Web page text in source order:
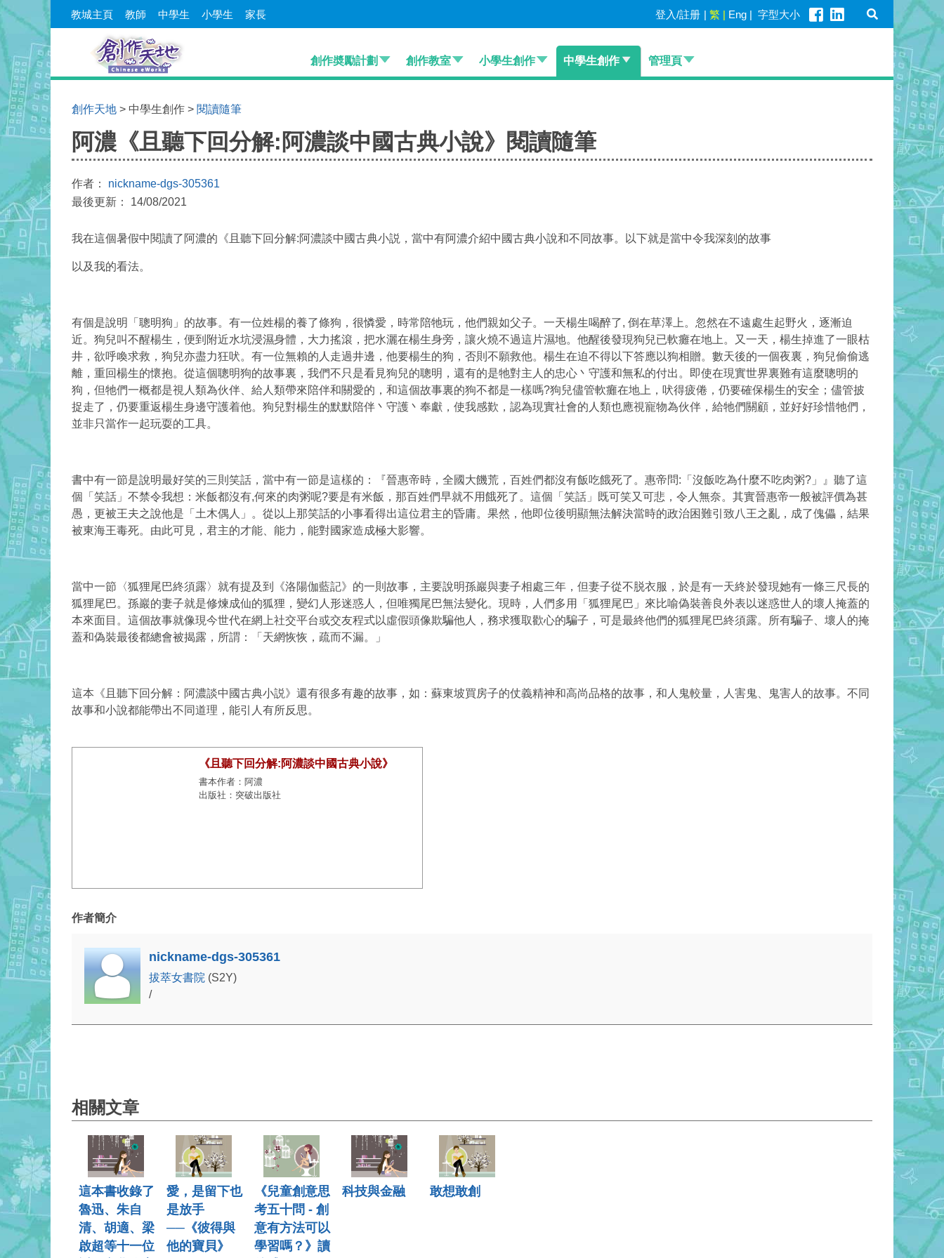
教城主頁 教師 中學生 小學生 家長 登入/註册 | 繁 | Eng | 字型大小
創作奬勵計劃 創作教室 小學生創作 中學生創作 管理頁
創作天地 > 中學生創作 > 閱讀隨筆
阿濃《且聽下回分解:阿濃談中國古典小說》閱讀隨筆
作者： nickname-dgs-305361
最後更新： 14/08/2021
我在這個暑假中閱讀了阿濃的《且聽下回分解:阿濃談中國古典小説，當中有阿濃介紹中國古典小說和不同故事。以下就是當中令我深刻的故事
以及我的看法。
有個是說明「聰明狗」的故事。有一位姓楊的養了條狗，很憐愛，時常陪牠玩，他們親如父子。一天楊生喝醉了, 倒在草澤上。忽然在不遠處生起野火，逐漸迫
近。狗兒叫不醒楊生，便到附近水坑浸濕身體，大力搖滾，把水灑在楊生身旁，讓火燒不過這片濕地。他醒後發現狗兒已軟癱在地上。又一天，楊生掉進了一眼枯
井，欲呼喚求救，狗兒亦盡力狂吠。有一位無賴的人走過井邊，他要楊生的狗，否則不願救他。楊生在迫不得以下答應以狗相贈。數天後的一個夜裏，狗兒偷偷逃
離，重回楊生的懷抱。從這個聰明狗的故事裏，我們不只是看見狗兒的聰明，還有的是牠對主人的忠心丶守護和無私的付出。即使在現實世界裏難有這麼聰明的
狗，但牠們一概都是視人類為伙伴、給人類帶來陪伴和關愛的，和這個故事裏的狗不都是一樣嗎?狗兒儘管軟癱在地上，吠得疲倦，仍要確保楊生的安全；儘管披
捉走了，仍要重返楊生身邊守護着他。狗兒對楊生的默默陪伴丶守護丶奉獻，使我感歎，認為現實社會的人類也應視寵物為伙伴，給牠們關顧，並好­好珍惜牠們，
並非只當作一起玩耍的工具。
書中有一節是說明最好笑的三則笑話，當中有一節是這樣的：『晉惠帝時，全國大饑荒，百姓們都沒有飯吃餓死了。惠帝問:「沒飯吃為什麼不吃肉粥?」』聽了這
個「笑話」不禁令我想：米飯都沒有,何來的肉粥呢?要是有米飯，那百姓們早就不用餓死了。這個「笑話」既可笑又可悲，令人無奈。其實晉惠帝一般被評價為甚
愚，更被王夫之說他是「土木偶人」。從以上那笑話的小事看得出這位君主的昏庸。果然，他即位後明顯無法解決當時的政治困難引致八王之亂，成了傀儡，結果
被東海王毒死。由此可見，君主的才能、能力，能對國家造成極大影響。
當中一節〈狐狸尾巴終須露〉就有提及到《洛陽伽藍記》的一則故事，主要說明孫巖與妻子相處三年，但妻子從不脱衣服，於是有一天終於發現她有一條三尺長的
狐狸尾巴。孫巖的妻子就是修煉成仙的狐狸，變幻人形迷惑人，但唯獨尾巴無法變­化。現時，人們多用「狐狸尾巴」來比喻偽裝善良外表以迷惑世人的壞人掩蓋的
本來面目。這個故事就像現今世代在網上社交平台或交友程式以虛假頭像欺騙他人，務求獲取歡心的騙子，可是最終他們的狐狸尾巴終須露。所有騙子、壞人的掩
蓋和偽­裝最後都總會被揭露，所謂：「天網恢恢，疏而不漏。」
這本《且聽下回分解：阿濃談中國古典小説》還有很多有趣的故事，如：蘇東坡買房子的仗義精神和高尚品格的故事，和人鬼較量，人害鬼、鬼害人的故­事。不同
故事和小說都能帶出不同道理，能引人有所反思。
《且聽下回分解:阿濃談中國古典小說》
書本作者：阿濃
出版社：突破出版社
作者簡介
nickname-dgs-305361
拔萃女書院 (S2Y)
/
相關文章
這本書收錄了
魯迅、朱自
清、胡適、梁
啟超等十一位
愛，是留下也
是放手
──《彼得與
他的寶貝》
《兒童創意思
考五十問 - 創
意有方法可以
學習嗎？》讀
科技與金融 敢想敢創